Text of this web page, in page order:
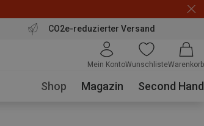
CO2e-reduzierter Versand
Mein KontoWunschlisteWarenkorb
Shop Magazin Second Hand